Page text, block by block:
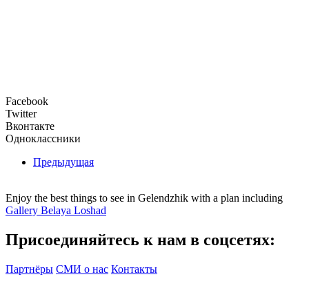
Facebook
Twitter
Вконтакте
Одноклассники
Предыдущая
Enjoy the best things to see in Gelendzhik with a plan including
Gallery Belaya Loshad
Присоединяйтесь к нам в соцсетях:
Партнёры СМИ о нас Контакты